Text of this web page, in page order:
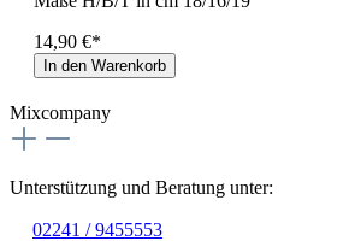
14,90 €*
In den Warenkorb
Mixcompany
Unterstützung und Beratung unter:
02241 / 9455553